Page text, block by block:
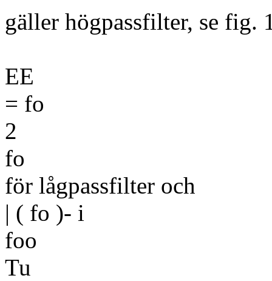
gäller högpassfilter, se fig.
EE
= fo
2
fo
för lågpassfilter och
| ( fo )- i
foo
Tu